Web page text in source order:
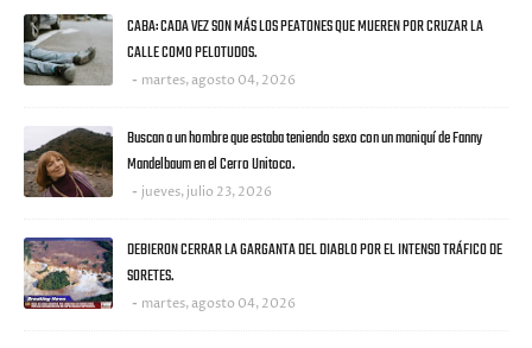
CABA: CADA VEZ SON MÁS LOS PEATONES QUE MUEREN POR CRUZAR LA
CALLE COMO PELOTUDOS.
martes, agosto 04, 2026
Buscan a un hombre que estaba teniendo sexo con un maniquí de Fanny
Mandelbaum en el Cerro Unitoco.
jueves, julio 23, 2026
DEBIERON CERRAR LA GARGANTA DEL DIABLO POR EL INTENSO TRÁFICO DE
SORETES.
martes, agosto 04, 2026